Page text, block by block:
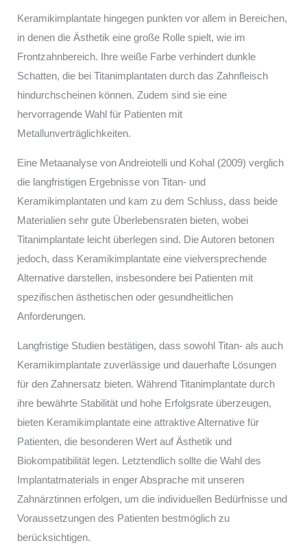
Keramikimplantate hingegen punkten vor allem in Bereichen,
in denen die Ästhetik eine große Rolle spielt, wie im
Frontzahnbereich. Ihre weiße Farbe verhindert dunkle
Schatten, die bei Titanimplantaten durch das Zahnfleisch
hindurchscheinen können. Zudem sind sie eine
hervorragende Wahl für Patienten mit
Metallunverträglichkeiten.
Eine Metaanalyse von Andreiotelli und Kohal (2009) verglich
die langfristigen Ergebnisse von Titan- und
Keramikimplantaten und kam zu dem Schluss, dass beide
Materialien sehr gute Überlebensraten bieten, wobei
Titanimplantate leicht überlegen sind. Die Autoren betonen
jedoch, dass Keramikimplantate eine vielversprechende
Alternative darstellen, insbesondere bei Patienten mit
spezifischen ästhetischen oder gesundheitlichen
Anforderungen.
Langfristige Studien bestätigen, dass sowohl Titan- als auch
Keramikimplantate zuverlässige und dauerhafte Lösungen
für den Zahnersatz bieten. Während Titanimplantate durch
ihre bewährte Stabilität und hohe Erfolgsrate überzeugen,
bieten Keramikimplantate eine attraktive Alternative für
Patienten, die besonderen Wert auf Ästhetik und
Biokompatibilität legen. Letztendlich sollte die Wahl des
Implantatmaterials in enger Absprache mit unseren
Zahnärztinnen erfolgen, um die individuellen Bedürfnisse und
Voraussetzungen des Patienten bestmöglich zu
berücksichtigen.